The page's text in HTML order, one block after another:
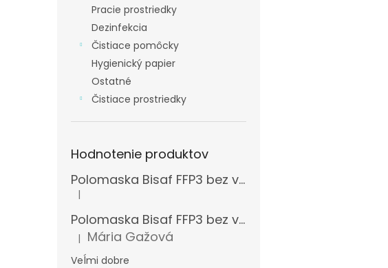
Pracie prostriedky
Dezinfekcia
Čistiace pomôcky
Hygienický papier
Ostatné
Čistiace prostriedky
Hodnotenie produktov
Polomaska Bisaf FFP3 bez ventilčeka , balenie 15 ks
Hodnotenie produktu je 5 z 5 hviezdičiek.
|
Polomaska Bisaf FFP3 bez ventilčeka 99 % , balenie 1 ks
Hodnotenie produktu je 5 z 5 hviezdičiek.
| Mária Gažová
Veĺmi dobre